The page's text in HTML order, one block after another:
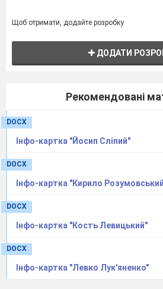
Щоб отримати, додайте розробку
ДОДАТИ
Рекомендовані
DOCX
Інфо-картка "Йосип Сліпий"
DOCX
Інфо-картка "Кирило
DOCX
Інфо-картка "Кость Левицький"
DOCX
Інфо-картка "Левко Лук'яненко"